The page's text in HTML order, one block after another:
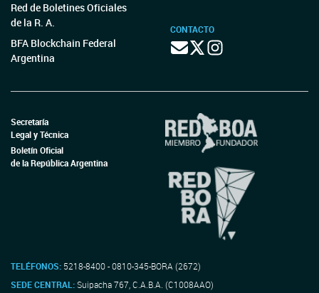
Red de Boletines Oficiales
de la R. A.
BFA Blockchain Federal
Argentina
CONTACTO
Secretaría
Legal y Técnica
Boletín Oficial
de la República Argentina
TELÉFONOS: 5218-8400 - 0810-345-BORA (2672)
SEDE CENTRAL:Suipacha 767, C.A.B.A. (C1008AAO)